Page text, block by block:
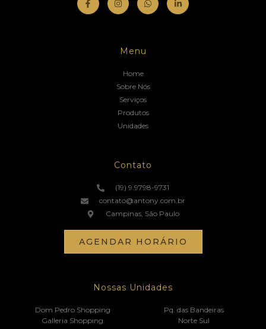
Menu
Home
Sobre Nós
Serviços
Produtos
Unidades
Contato
(19) 9.9798-9731
contato@antony.com.br
Campinas, São Paulo
AGENDAR HORÁRIO
Nossas Unidades
Dom Pedro Shopping
Galleria Shopping
Pq. das Bandeiras
Norte Sul